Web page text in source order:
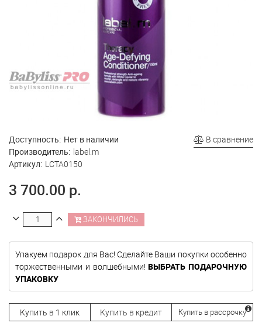
В сравнение
Доступность: Нет в наличии
Производитель: label.m
Артикул: LCTA0150
3 700.00 р.
ЗАКОНЧИЛИСЬ
Упакуем подарок для Вас! Сделайте Ваши покупки особенно
торжественными и волшебными!ВЫБРАТЬ ПОДАРОЧНУЮ
УПАКОВКУ
Купить в 1 клик Купить в кредит Купить в рассрочку